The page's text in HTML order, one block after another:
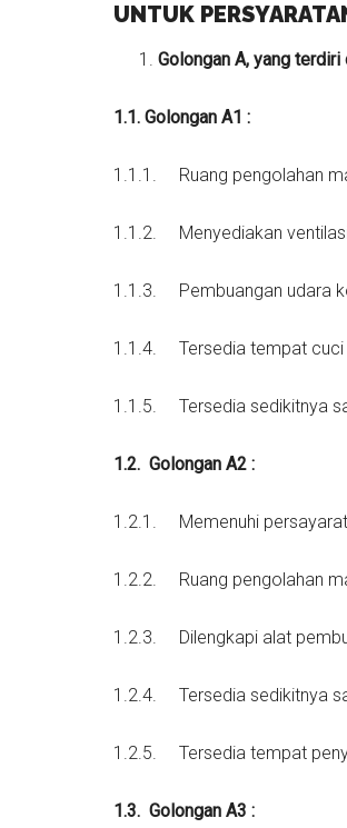
UNTUK
Golongan A, yang terdiri
1.1. Golongan A1 :
1.1.1. Ruang pengolahan
1.1.2. Menyediakan
1.1.3. Pembuangan udara
1.1.4. Tersedia tempat cuci
1.1.5. Tersedia sedikitnya
1.2. Golongan A2 :
1.2.1. Memenuhi
1.2.2. Ruang pengolahan
1.2.3. Dilengkapi alat
1.2.4. Tersedia sedikitnya
1.2.5. Tersedia tempat
1.3. Golongan A3 :